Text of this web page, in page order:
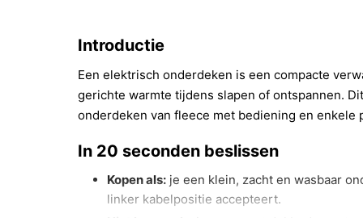
Introductie
Een elektrisch onderdeken is een compacte
gerichte warmte tijdens slapen of ontspannen.
onderdeken van fleece met bediening en enkele
In 20 seconden beslissen
Kopen als: je een klein, zacht en wasbaar
linker kabelpositie accepteert.